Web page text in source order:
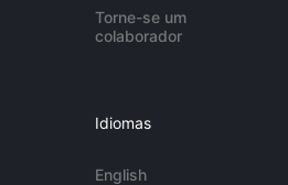
Torne-se um
colaborador
Idiomas
English